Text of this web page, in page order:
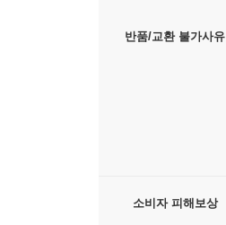
반품/교환 불가사유
소비자 피해보상